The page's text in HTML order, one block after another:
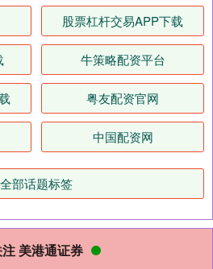
股票杠杆交易APP下载
牛策略配资平台
粤友配资官网
中国配资网
全部话题标签
美港通证券